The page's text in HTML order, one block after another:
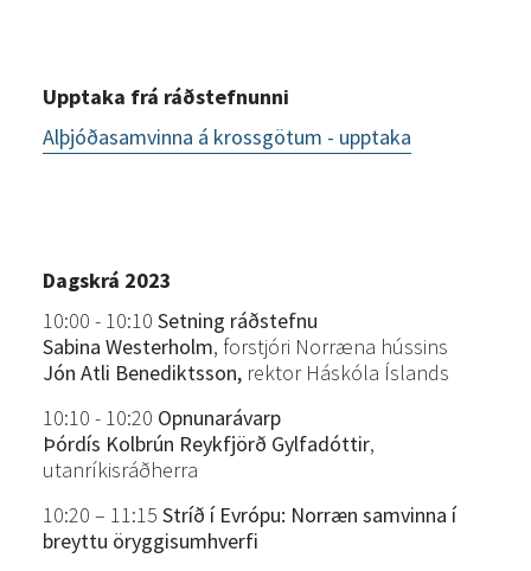
Upptaka frá ráðstefnunni
Alþjóðasamvinna á krossgötum - upptaka
Dagskrá 2023
10:00 - 10:10 Setning ráðstefnu
Sabina Westerholm, forstjóri Norræna hússins
Jón Atli Benediktsson,rektor Háskóla Íslands
10:10 - 10:20 Opnunarávarp
Þórdís Kolbrún Reykfjörð Gylfadóttir,
utanríkisráðherra
10:20 – 11:15 Stríð í Evrópu: Norræn samvinna í
breyttu öryggisumhverfi